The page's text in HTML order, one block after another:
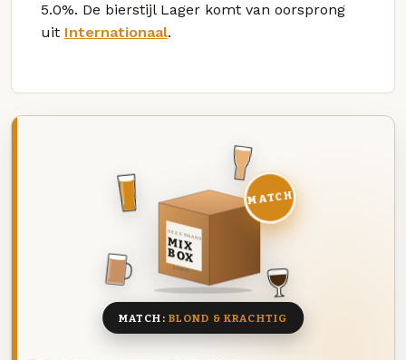
5.0%. De bierstijl Lager komt van oorsprong
uit Internationaal.
DEZE MAAND
MIX
BOX
8 BIEREN
MATCH
MATCH: BLOND & KRACHTIG